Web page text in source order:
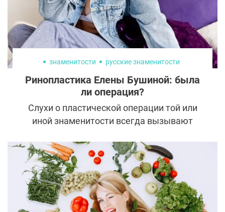
знаменитости русские знаменитости
Ринопластика Елены Бушиной: была
ли операция?
Слухи о пластической операции той или
иной знаменитости всегда вызывают
ринопластике Елены Бушиной заставила
поклонников вспомнить, как выглядела
девушка в более ранние годы.